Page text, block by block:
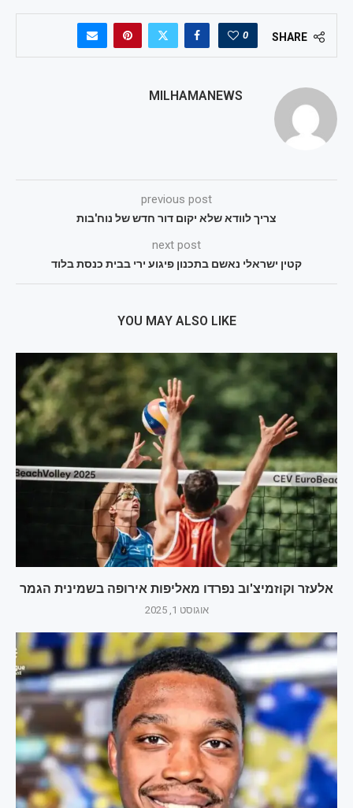
SHARE
0
MILHAMANEWS
previous post
צריך לוודא שלא יקום דור חדש של נוח'בות
next post
קטין ישראלי נאשם בתכנון פיגוע ירי בבית כנסת בלוד
YOU MAY ALSO LIKE
אלעזר וקוזמיצ'וב נפרדו מאליפות אירופה בשמינית הגמר
אוגוסט 1, 2025